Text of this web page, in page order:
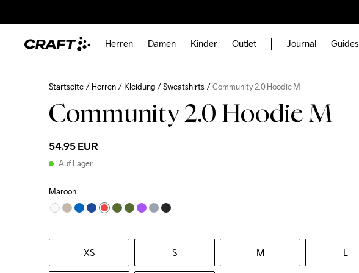
Herren Damen Kinder Outlet Journal Guides
Startseite Herren Kleidung Sweatshirts Community 2.0 Hoodie M
Community 2.0 Hoodie M
54.95 EUR
Auf Lager
Maroon
XS S M L